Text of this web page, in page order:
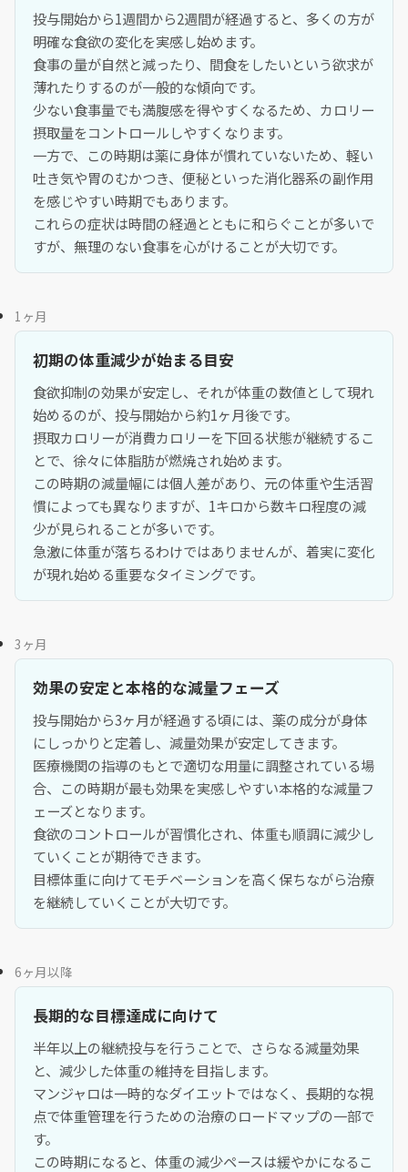
投与開始から1週間から2週間が経過すると、多くの方が
明確な食欲の変化を実感し始めます。
食事の量が自然と減ったり、間食をしたいという欲求が
薄れたりするのが一般的な傾向です。
少ない食事量でも満腹感を得やすくなるため、カロリー
摂取量をコントロールしやすくなります。
一方で、この時期は薬に身体が慣れていないため、軽い
吐き気や胃のむかつき、便秘といった消化器系の副作用
を感じやすい時期でもあります。
これらの症状は時間の経過とともに和らぐことが多いで
すが、無理のない食事を心がけることが大切です。
1ヶ月
初期の体重減少が始まる目安
食欲抑制の効果が安定し、それが体重の数値として現れ
始めるのが、投与開始から約1ヶ月後です。
摂取カロリーが消費カロリーを下回る状態が継続するこ
とで、徐々に体脂肪が燃焼され始めます。
この時期の減量幅には個人差があり、元の体重や生活習
慣によっても異なりますが、1キロから数キロ程度の減
少が見られることが多いです。
急激に体重が落ちるわけではありませんが、着実に変化
が現れ始める重要なタイミングです。
3ヶ月
効果の安定と本格的な減量フェーズ
投与開始から3ヶ月が経過する頃には、薬の成分が身体
にしっかりと定着し、減量効果が安定してきます。
医療機関の指導のもとで適切な用量に調整されている場
合、この時期が最も効果を実感しやすい本格的な減量フ
ェーズとなります。
食欲のコントロールが習慣化され、体重も順調に減少し
ていくことが期待できます。
目標体重に向けてモチベーションを高く保ちながら治療
を継続していくことが大切です。
6ヶ月以降
長期的な目標達成に向けて
半年以上の継続投与を行うことで、さらなる減量効果
と、減少した体重の維持を目指します。
マンジャロは一時的なダイエットではなく、長期的な視
点で体重管理を行うための治療のロードマップの一部で
す。
この時期になると、体重の減少ペースは緩やかになるこ